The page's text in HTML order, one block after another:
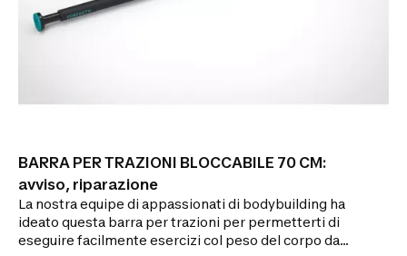
BARRA PER TRAZIONI BLOCCABILE 70 CM:
avviso, riparazione
La nostra equipe di appassionati di bodybuilding ha
ideato questa barra per trazioni per permetterti di
eseguire facilmente esercizi col peso del corpo da